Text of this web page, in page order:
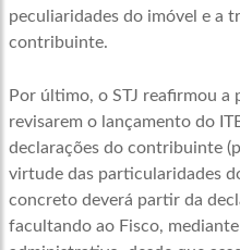
peculiaridades do imóvel e a
contribuinte.
Por último, o STJ reafirmou
revisarem o lançamento do
declarações do contribuinte
virtude das particularidades
concreto deverá partir da
facultando ao Fisco,